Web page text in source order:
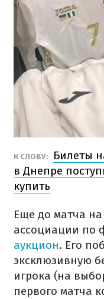
К СЛОВУ:
Билеты
в Днепре
купить
Еще до матча
ассоциации по
аукцион. Его
эксклюзивную
игрока (на
первого матча